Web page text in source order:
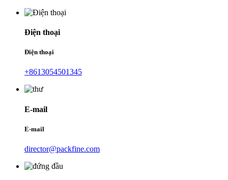
Điện thoại
Điện thoại
+8613054501345
E-mail
E-mail
director@packfine.com